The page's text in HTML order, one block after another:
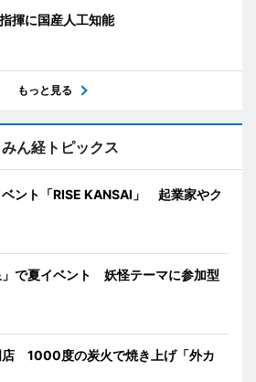
揮に国産人工知能
もっと見る
みん経トピックス
ベント「RISE KANSAI」 起業家やク
で夏イベント 妖怪テーマに参加型
店 1000度の炭火で焼き上げ「外カ